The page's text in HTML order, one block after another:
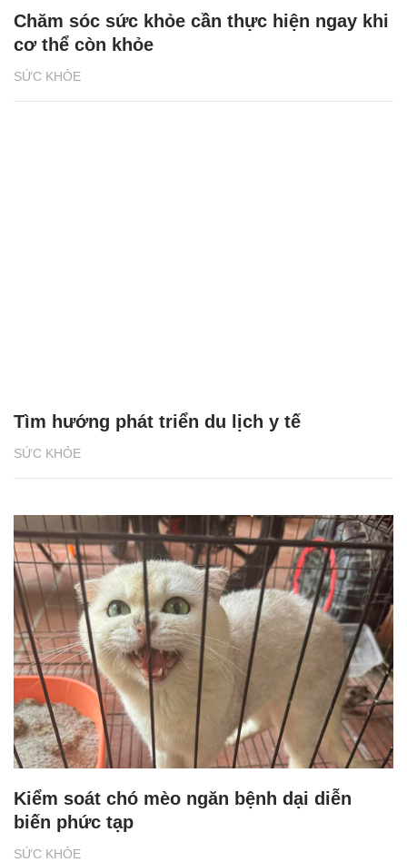
SỨC KHỎE
Chăm sóc sức khỏe cần thực hiện ngay khi
cơ thể còn khỏe
SỨC KHỎE
Tìm hướng phát triển du lịch y tế
SỨC KHỎE
Kiểm soát chó mèo ngăn bệnh dại diễn
biến phức tạp